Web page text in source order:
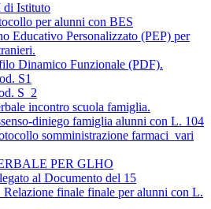
di Istituto
per alunni con BES
Educativo Personalizzato (PEP) per
Dinamico Funzionale (PDF).
S1
S_2
incontro scuola famiglia.
diniego famiglia alunni con L. 104
somministrazione farmaci_vari
PER GLHO
al Documento del 15
finale finale per alunni con L.